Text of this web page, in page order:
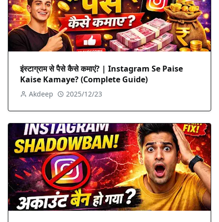
इंस्टाग्राम से पैसे कैसे कमाएं? | Instagram Se Paise
Kaise Kamaye? (Complete Guide)
Akdeep 2025/12/23